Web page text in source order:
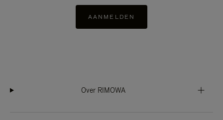
AANMELDEN
Over RIMOWA